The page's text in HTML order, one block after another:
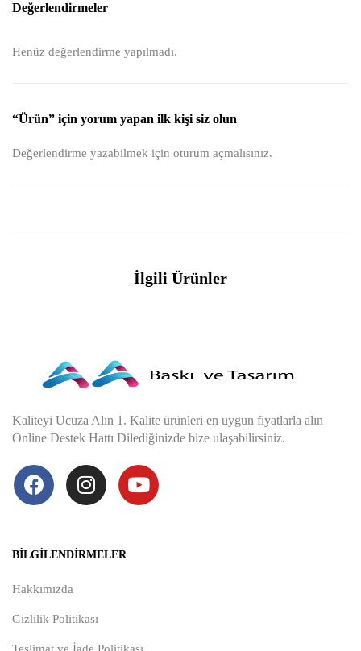
Değerlendirmeler
Henüz değerlendirme yapılmadı.
“Ürün” için yorum yapan ilk kişi siz olun
Değerlendirme yazabilmek için oturum açmalısınız.
İlgili Ürünler
Kaliteyi Ucuza Alın 1. Kalite ürünleri en uygun fiyatlarla alın
Online Destek Hattı Dilediğinizde bize ulaşabilirsiniz.
BILGILENDIRMELER
Hakkımızda
Gizlilik Politikası